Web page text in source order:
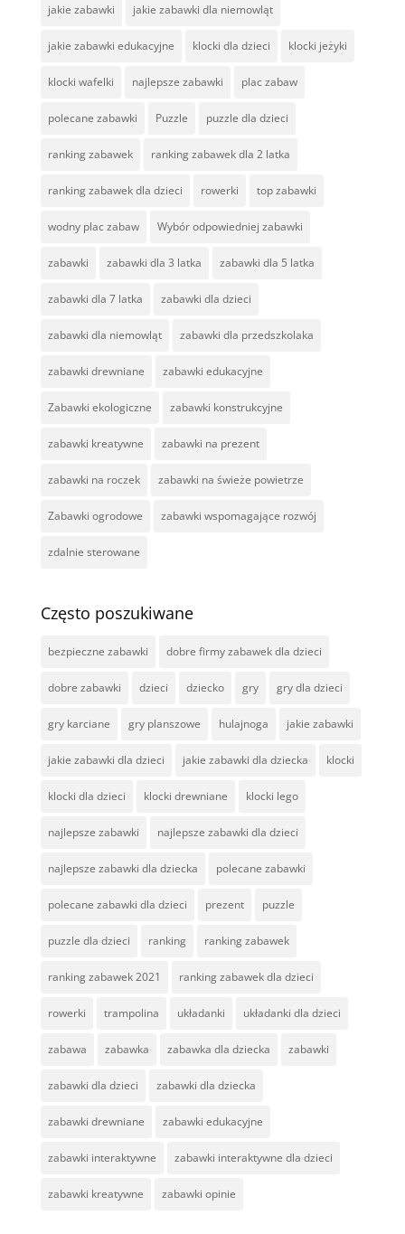
jakie zabawki jakie zabawki dla niemowląt
jakie zabawki edukacyjne klocki dla dzieci klocki jeżyki
klocki wafelki najlepsze zabawki plac zabaw
polecane zabawki Puzzle puzzle dla dzieci
ranking zabawek ranking zabawek dla 2 latka
ranking zabawek dla dzieci rowerki top zabawki
wodny plac zabaw Wybór odpowiedniej zabawki
zabawki zabawki dla 3 latka zabawki dla 5 latka
zabawki dla 7 latka zabawki dla dzieci
zabawki dla niemowląt zabawki dla przedszkolaka
zabawki drewniane zabawki edukacyjne
Zabawki ekologiczne zabawki konstrukcyjne
zabawki kreatywne zabawki na prezent
zabawki na roczek zabawki na świeże powietrze
Zabawki ogrodowe zabawki wspomagające rozwój
zdalnie sterowane
Często poszukiwane
bezpieczne zabawki dobre firmy zabawek dla dzieci
dobre zabawki dzieci dziecko gry gry dla dzieci
gry karciane gry planszowe hulajnoga jakie zabawki
jakie zabawki dla dzieci jakie zabawki dla dziecka klocki
klocki dla dzieci klocki drewniane klocki lego
najlepsze zabawki najlepsze zabawki dla dzieci
najlepsze zabawki dla dziecka polecane zabawki
polecane zabawki dla dzieci prezent puzzle
puzzle dla dzieci ranking ranking zabawek
ranking zabawek 2021 ranking zabawek dla dzieci
rowerki trampolina układanki układanki dla dzieci
zabawa zabawka zabawka dla dziecka zabawki
zabawki dla dzieci zabawki dla dziecka
zabawki drewniane zabawki edukacyjne
zabawki interaktywne zabawki interaktywne dla dzieci
zabawki kreatywne zabawki opinie